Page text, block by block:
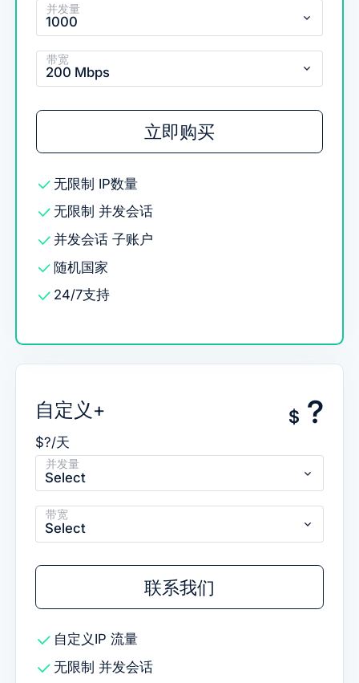
并发量
1000
带宽
200 Mbps
立即购买
无限制 IP数量
无限制 并发会话
并发会话 子账户
随机国家
24/7支持
自定义+
$?/天
$ ?
并发量
Select
带宽
Select
联系我们
自定义IP 流量
无限制 并发会话